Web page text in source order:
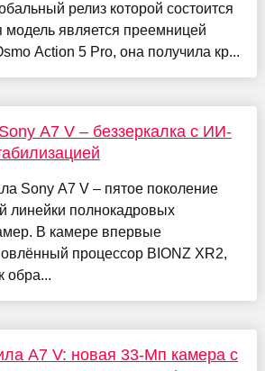
релиз которой состоится
является преемницей
Action 5 Pro, она получила кр...
A7 V – беззеркалка с ИИ-
Sony A7 V – пятое поколение
линейки полнокадровых
В камере впервые
процессор BIONZ XR2,
обра...
A7 V: новая 33-Мп камера с